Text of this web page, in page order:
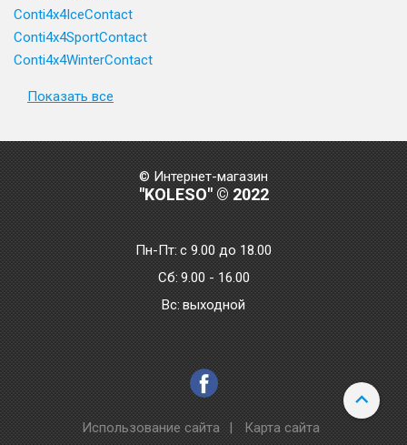
Conti4x4IceContact
Conti4x4SportContact
Conti4x4WinterContact
Показать все
© Интернет-магазин
"KOLESO" © 2022
Пн-Пт:с 9.00 до 18.00
Сб: 9.00 - 16.00
Bc: выходной
Использование сайта | Карта сайта